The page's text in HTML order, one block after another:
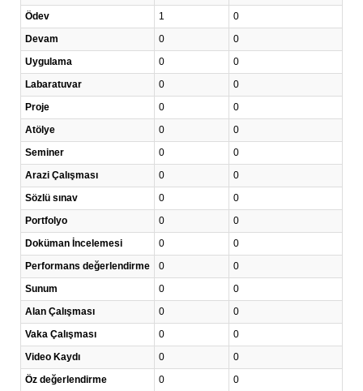
Ödev
1
0
Devam
0
0
Uygulama
0
0
Labaratuvar
0
0
Proje
0
0
Atölye
0
0
Seminer
0
0
Arazi Çalışması
0
0
Sözlü sınav
0
0
Portfolyo
0
0
Doküman İncelemesi
0
0
Performans değerlendirme
0
0
Sunum
0
0
Alan Çalışması
0
0
Vaka Çalışması
0
0
Video Kaydı
0
0
Öz değerlendirme
0
0